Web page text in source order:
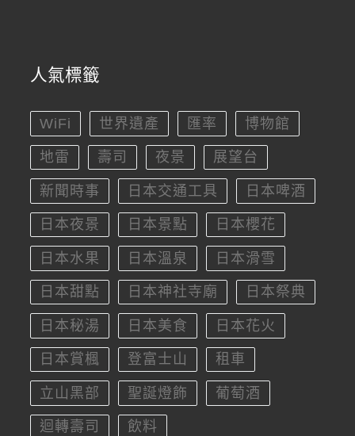
人氣標籤
WiFi 世界遺產 匯率 博物館
地雷 壽司 夜景 展望台
新聞時事 日本交通工具 日本啤酒
日本夜景 日本景點 日本櫻花
日本水果 日本溫泉 日本滑雪
日本甜點 日本神社寺廟 日本祭典
日本秘湯 日本美食 日本花火
日本賞楓 登富士山 租車
立山黑部 聖誕燈飾 葡萄酒
迴轉壽司 飲料